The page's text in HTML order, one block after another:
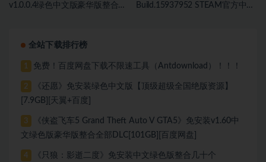
v1.0.0.4绿色中文版豪华版整合
Build.15937952 STEAM官方中文
全站下载排行榜
1 免费！百度网盘下载不限速工具（Antdownload）！！！
2
《还愿》免安装绿色中文版【顶级超级全国绝版资源】
[7.9GB][天翼+百度]
3
《侠盗飞车5 Grand Theft Auto V GTA5》免安装v1.60中
文绿色版豪华版整合全部DLC[101GB][百度网盘]
4
《只狼：影逝二度》免安装中文绿色版整合几十个